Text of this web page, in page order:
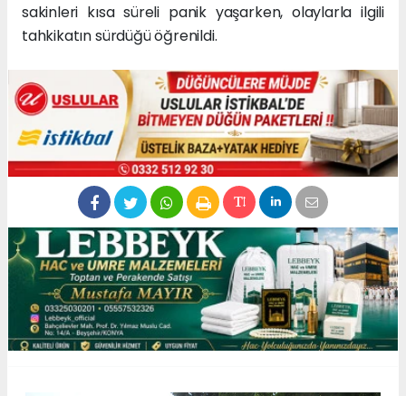
sakinleri kısa süreli panik yaşarken, olaylarla ilgili
tahkikatın sürdüğü öğrenildi.